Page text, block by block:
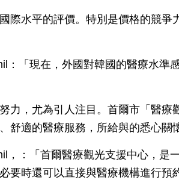
際水平的評價。特別是價格的競爭
「現在，外國對韓國的醫療水準
力，尤為引人注目。首爾市「醫療
舒適的醫療服務，所給與的悉心關
：「首爾醫療觀光支援中心，是
要時還可以直接與醫療機構進行預